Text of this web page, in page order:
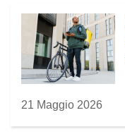
21 Maggio 2026